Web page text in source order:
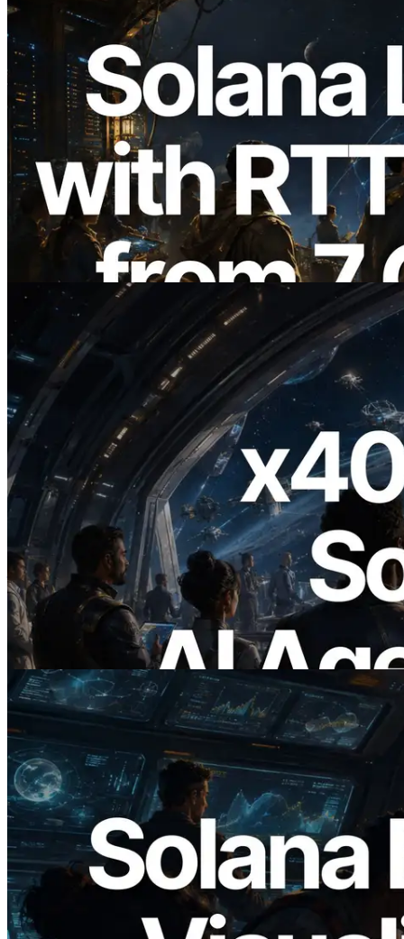
2026.08.05
ERPC ขยาย Solana Leader Slot API ด้วย
การวัด Ping จาก 7 Region ทั่วโลก พร้อม
เปิดตัว Validators Information API
2026.07.04
ERPC เปิดตัว Solana RPC ที่รองรับ x402
— ยุคที่ AI Agent จ่ายเงินให้ API ที่ต้องใช้
แบบ On Demand
อ่านบทความนี้
2026.05.24
Validators Solutions เปิดตัว Solana Block